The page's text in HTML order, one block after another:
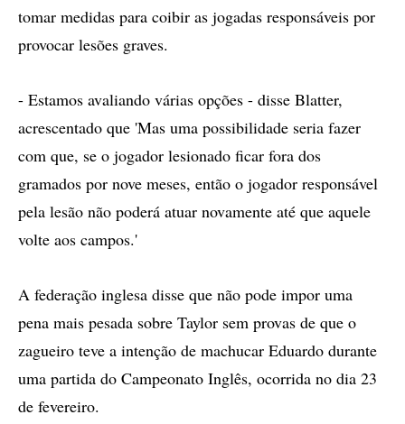
tomar medidas para coibir as jogadas responsáveis por
provocar lesões graves.
- Estamos avaliando várias opções - disse Blatter,
acrescentado que 'Mas uma possibilidade seria fazer
com que, se o jogador lesionado ficar fora dos
gramados por nove meses, então o jogador responsável
pela lesão não poderá atuar novamente até que aquele
volte aos campos.'
A federação inglesa disse que não pode impor uma
pena mais pesada sobre Taylor sem provas de que o
zagueiro teve a intenção de machucar Eduardo durante
uma partida do Campeonato Inglês, ocorrida no dia 23
de fevereiro.